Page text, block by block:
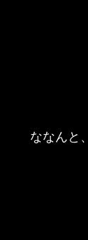
ななんと、